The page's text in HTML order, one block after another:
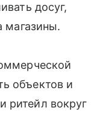
досуг,
магазины.
объектов и
ритейл вокруг